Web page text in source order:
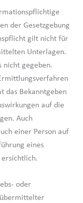
der Gesetzgebung
gilt nicht für
Unterlagen.
nicht gegeben.
das Bekanntgeben
auf die
Auch
einer Person auf
eines
ersichtlich.
oder